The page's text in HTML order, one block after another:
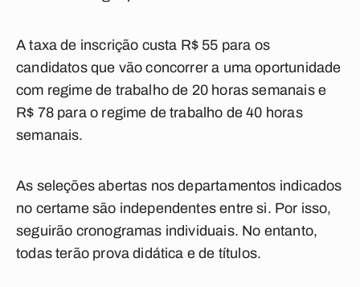
A taxa de inscrição custa R$ 55 para os
candidatos que vão concorrer a uma oportunidade
com regime de trabalho de 20 horas semanais e
R$ 78 para o regime de trabalho de 40 horas
semanais.
As seleções abertas nos departamentos indicados
no certame são independentes entre si. Por isso,
seguirão cronogramas individuais. No entanto,
todas terão prova didática e de títulos.